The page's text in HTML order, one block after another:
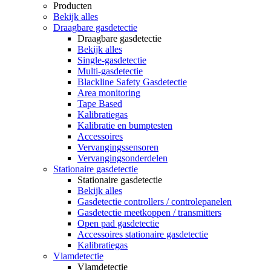
Producten
Bekijk alles
Draagbare gasdetectie
Draagbare gasdetectie
Bekijk alles
Single-gasdetectie
Multi-gasdetectie
Blackline Safety Gasdetectie
Area monitoring
Tape Based
Kalibratiegas
Kalibratie en bumptesten
Accessoires
Vervangingssensoren
Vervangingsonderdelen
Stationaire gasdetectie
Stationaire gasdetectie
Bekijk alles
Gasdetectie controllers / controlepanelen
Gasdetectie meetkoppen / transmitters
Open pad gasdetectie
Accessoires stationaire gasdetectie
Kalibratiegas
Vlamdetectie
Vlamdetectie